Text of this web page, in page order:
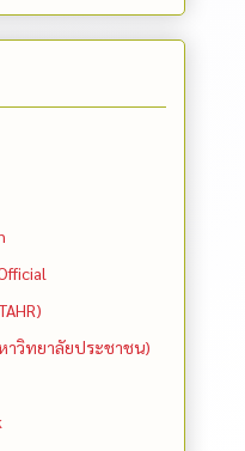
าวิทยาลัยประชาชน)